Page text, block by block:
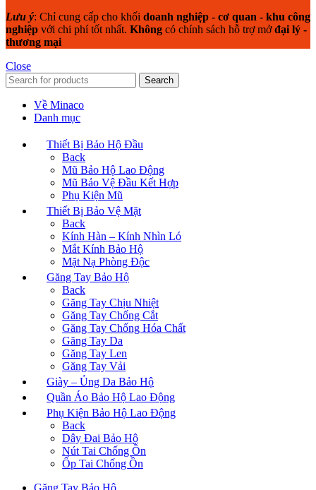
Lưu ý: Chỉ cung cấp cho khối doanh nghiệp - cơ quan - khu công
nghiệp với chi phí tốt nhất. Không có chính sách hỗ trợ mởđại lý -
thương mại
Close
Search
Về Minaco
Danh mục
Thiết Bị Bảo Hộ Đầu
Back
Mũ Bảo Hộ Lao Động
Mũ Bảo Vệ Đầu Kết Hợp
Phụ Kiện Mũ
Thiết Bị Bảo Vệ Mặt
Back
Kính Hàn – Kính Nhìn Ló
Mắt Kính Bảo Hộ
Mặt Nạ Phòng Độc
Găng Tay Bảo Hộ
Back
Găng Tay Chịu Nhiệt
Găng Tay Chống Cắt
Găng Tay Chống Hóa Chất
Găng Tay Da
Găng Tay Len
Găng Tay Vải
Giày – Ủng Da Bảo Hộ
Quần Áo Bảo Hộ Lao Động
Phụ Kiện Bảo Hộ Lao Động
Back
Dây Đai Bảo Hộ
Nút Tai Chống Ồn
Ốp Tai Chống Ồn
Găng Tay Bảo Hộ